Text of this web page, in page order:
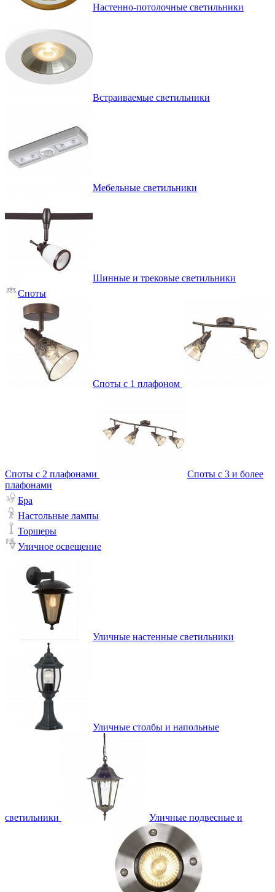
Настенно-потолочные светильники
Встраиваемые светильники
Мебельные светильники
Шинные и трековые светильники
Споты
Споты с 1 плафоном
Споты с 2 плафонами
Споты с 3 и более
плафонами
Бра
Настольные лампы
Торшеры
Уличное освещение
Уличные настенные светильники
Уличные столбы и напольные
светильники Уличные подвесные и